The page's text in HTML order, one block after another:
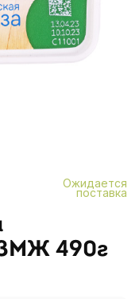
Ожидается
поставка
490г